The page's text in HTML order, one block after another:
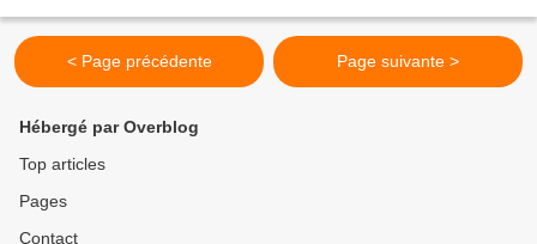
< Page précédente Page suivante >
Hébergé par Overblog
Top articles
Pages
Contact